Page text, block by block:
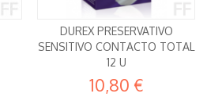
DUREX PRESERVATIVO
SENSITIVO CONTACTO TOTAL
12 U
10,80 €